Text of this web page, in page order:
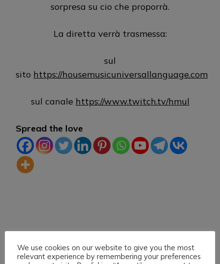
sorpresa su cio che proporrà.
La diretta verrà trasmessa:
sul
sito https://housemusicuniversallanguage.com
sul canale https://www.twitch.tv/hmul
Spread the love
Articolo precedente Articolo successivo
We use cookies on our website to give you the most
relevant experience by remembering your preferences